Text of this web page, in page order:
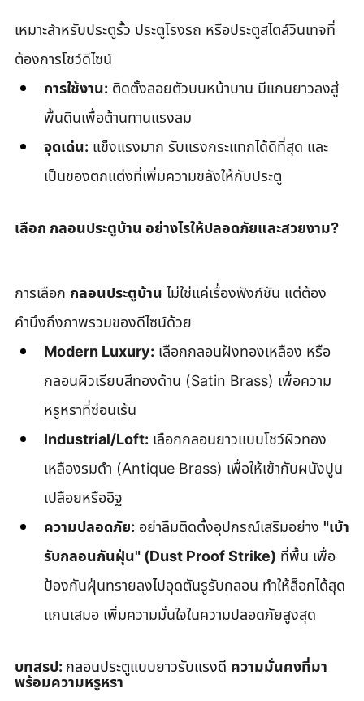
เหมาะสำหรับประตูรั้ว ประตูโรงรถ หรือประตูสไตล์วินเทจที่
ต้องการโชว์ดีไซน์
การใช้งาน: ติดตั้งลอยตัวบนหน้าบาน มีแกนยาวลงสู่
พื้นดินเพื่อต้านทานแรงลม
จุดเด่น: แข็งแรงมาก รับแรงกระแทกได้ดีที่สุด และ
เป็นของตกแต่งที่เพิ่มความขลังให้กับประตู
เลือก กลอนประตูบ้าน อย่างไรให้ปลอดภัยและสวยงาม?
การเลือก กลอนประตูบ้าน ไม่ใช่แค่เรื่องฟังก์ชัน แต่ต้อง
คำนึงถึงภาพรวมของดีไซน์ด้วย
Modern Luxury: เลือกกลอนฝังทองเหลือง หรือ
กลอนผิวเรียบสีทองด้าน (Satin Brass) เพื่อความ
หรูหราที่ซ่อนเร้น
Industrial/Loft: เลือกกลอนยาวแบบโชว์ผิวทอง
เหลืองรมดำ (Antique Brass) เพื่อให้เข้ากับผนังปูน
เปลือยหรืออิฐ
ความปลอดภัย: อย่าลืมติดตั้งอุปกรณ์เสริมอย่าง "เบ้า
รับกลอนกันฝุ่น" (Dust Proof Strike) ที่พื้น เพื่อ
ป้องกันฝุ่นทรายลงไปอุดตันรูรับกลอน ทำให้ล็อกได้สุด
แกนเสมอ เพิ่มความมั่นใจในความปลอดภัยสูงสุด
บทสรุป: กลอนประตูแบบยาวรับแรงดี ความมั่นคงที่มา
พร้อมความหรูหรา